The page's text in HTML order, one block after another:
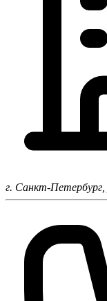
г. Санкт-Петербург,